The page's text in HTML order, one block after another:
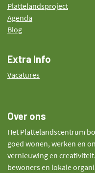
Plattelandsproject
Agenda
Blog
Extra Info
Vacatures
Over ons
Het Plattelandscentrum
goed wonen, werken en
vernieuwing en
bewoners en lokale